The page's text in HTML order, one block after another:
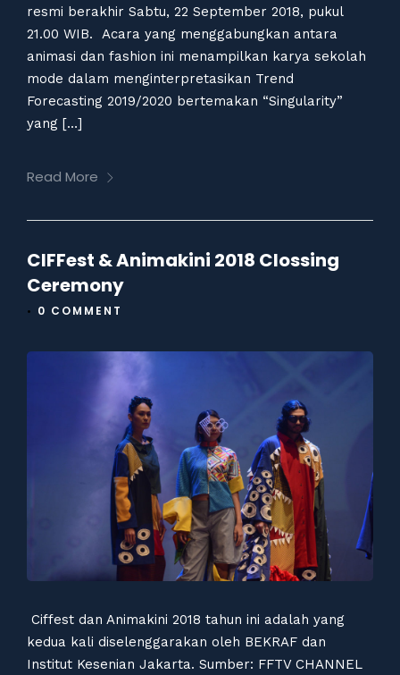
resmi berakhir Sabtu, 22 September 2018, pukul
21.00 WIB. Acara yang menggabungkan antara
animasi dan fashion ini menampilkan karya sekolah
mode dalam menginterpretasikan Trend
Forecasting 2019/2020 bertemakan “Singularity”
yang […]
Read More
CIFFest & Animakini 2018 Clossing
Ceremony
• 0 COMMENT
Ciffest dan Animakini 2018 tahun ini adalah yang
kedua kali diselenggarakan oleh BEKRAF dan
Institut Kesenian Jakarta. Sumber: FFTV CHANNEL